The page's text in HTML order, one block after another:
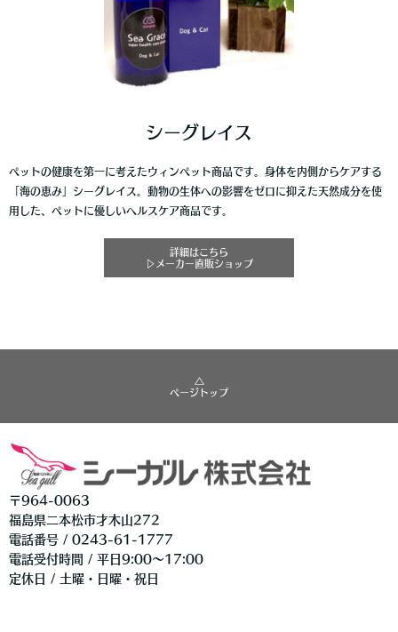
シーグレイス
ペットの健康を第一に考えたウィンペット商品です。身体を内側からケアする
「海の恵み」シーグレイス。動物の生体への影響をゼロに抑えた天然成分を使
用した、ペットに優しいヘルスケア商品です。
詳細はこちら
▷メーカー直販ショップ
△
ページトップ
〒964-0063
福島県二本松市才木山272
電話番号 / 0243-61-1777
電話受付時間 / 平日9:00〜17:00
定休日 / 土曜・日曜・祝日